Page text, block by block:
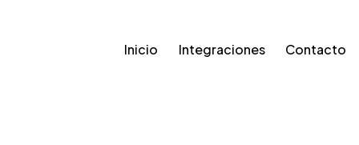
Inicio Integraciones Contacto